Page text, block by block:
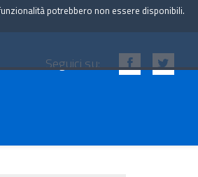
Seguici su:
potrebbero non essere disponibili.